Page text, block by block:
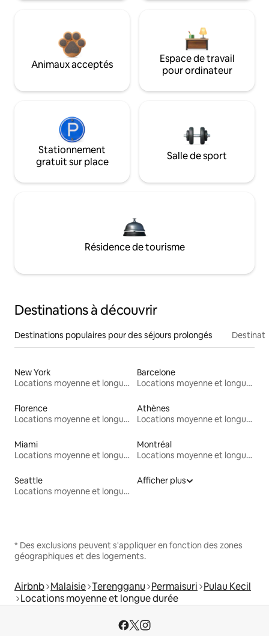
Animaux acceptés
Espace de travail
pour ordinateur
Stationnement
gratuit sur place
Salle de sport
Résidence de tourisme
Destinations à découvrir
Destinations populaires pour des séjours prolongés
New York
Locations moyenne et longue durée
Barcelone
Locations moyenne et longue durée
Florence
Locations moyenne et longue durée
Athènes
Locations moyenne et longue durée
Miami
Locations moyenne et longue durée
Montréal
Locations moyenne et longue durée
Seattle
Locations moyenne et longue durée
Afficher plus
* Des exclusions peuvent s'appliquer en fonction des zones
géographiques et des logements.
Airbnb Malaisie Terengganu Permaisuri Pulau Kecil
Locations moyenne et longue durée